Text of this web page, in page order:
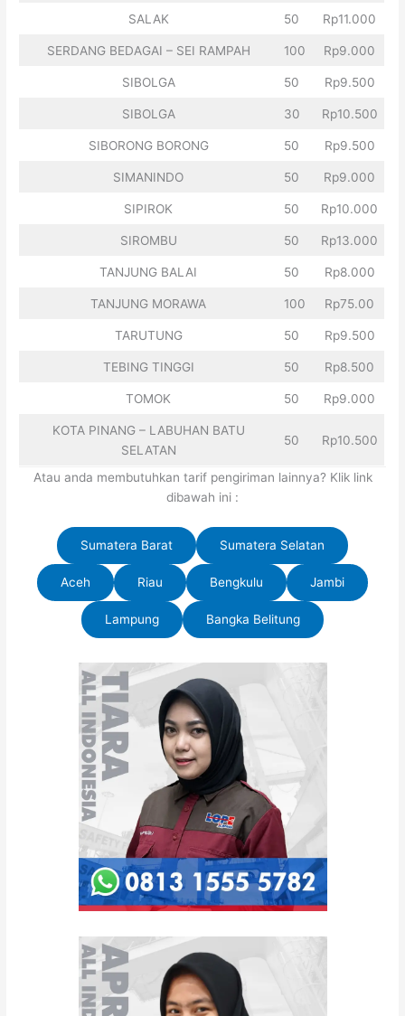
SALAK 50 Rp11.000
SERDANG BEDAGAI – SEI RAMPAH 100 Rp9.000
SIBOLGA 50 Rp9.500
SIBOLGA 30 Rp10.500
SIBORONG BORONG 50 Rp9.500
SIMANINDO 50 Rp9.000
SIPIROK 50 Rp10.000
SIROMBU 50 Rp13.000
TANJUNG BALAI 50 Rp8.000
TANJUNG MORAWA 100 Rp75.00
TARUTUNG 50 Rp9.500
TEBING TINGGI 50 Rp8.500
TOMOK 50 Rp9.000
KOTA PINANG – LABUHAN BATU
SELATAN
50 Rp10.500
Atau anda membutuhkan tarif pengiriman lainnya? Klik link
dibawah ini :
Sumatera Barat Sumatera Selatan
Aceh Riau Bengkulu Jambi
Lampung Bangka Belitung